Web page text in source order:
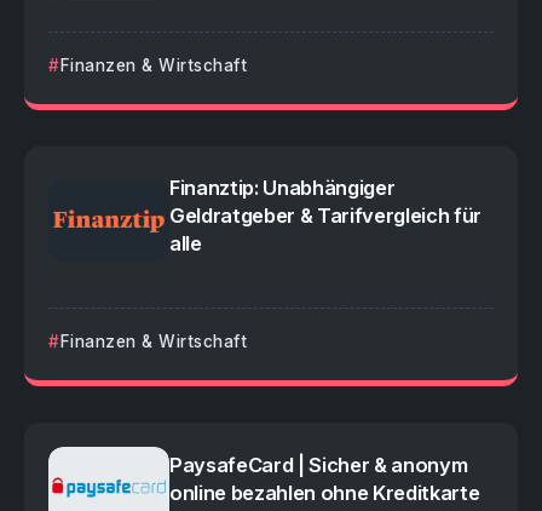
Finanzen & Wirtschaft
Finanztip: Unabhängiger
Geldratgeber & Tarifvergleich für
alle
Finanzen & Wirtschaft
PaysafeCard | Sicher & anonym
online bezahlen ohne Kreditkarte